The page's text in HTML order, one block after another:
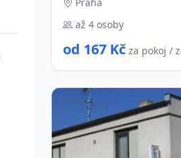
až 4 osoby
od 167 Kč za pokoj /